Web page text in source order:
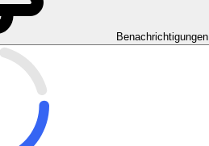
Benachrichtigungen